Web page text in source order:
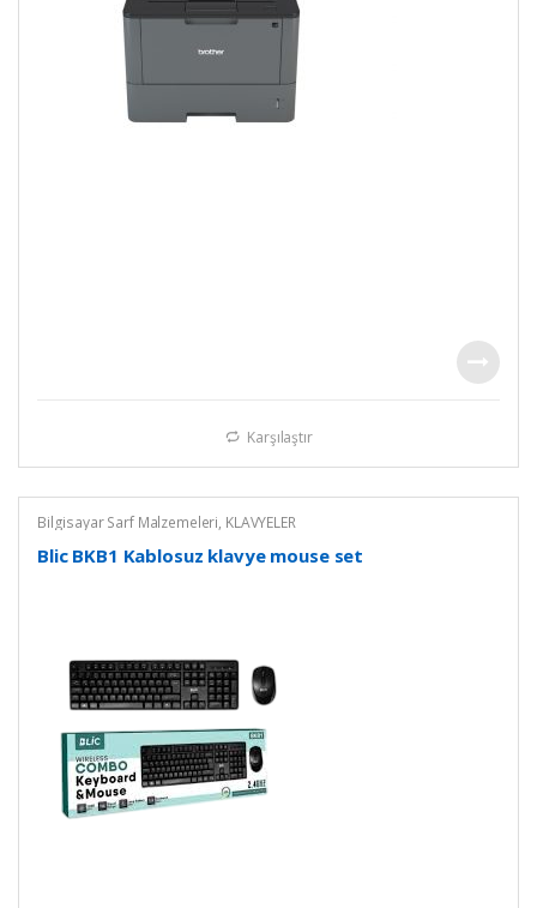
Karşılaştır
Bilgisayar Sarf Malzemeleri, KLAVYELER
Blic BKB1 Kablosuz klavye mouse set